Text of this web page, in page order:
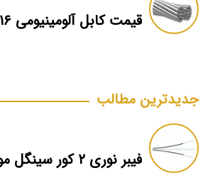
جدیدترین مطالب
فیبر نوری ۲ کور سینگل مود SM